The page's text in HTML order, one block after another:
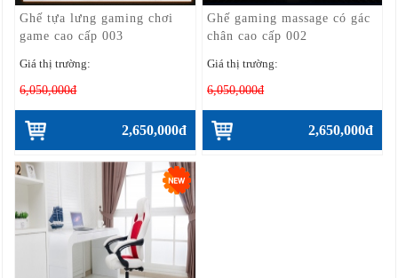
Ghế tựa lưng gaming chơi
game cao cấp 003
Giá thị trường:
6,050,000đ
2,650,000đ
Ghế gaming massage có gác
chân cao cấp 002
Giá thị trường:
6,050,000đ
2,650,000đ